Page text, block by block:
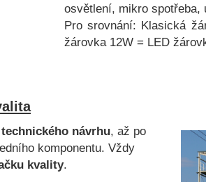
osvětlení, mikro spotřeba,
Pro srovnání: Klasická
žárovka 12W = LED
návrhu, až po
komponentu. Vždy
kvality.